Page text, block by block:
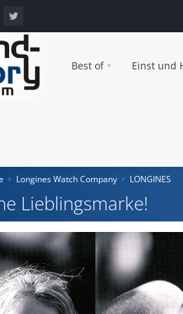
Best of Einst und
Longines Watch Company LONGINES
Lieblingsmarke!